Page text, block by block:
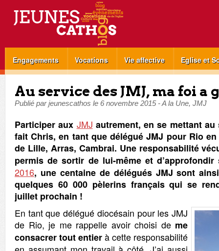
Engagements Vocations Vie affective Eglise et
Au service des JMJ, ma foi a
Publié parjeunescathos le 6 novembre 2015-A la Une, JMJ
Participer aux JMJ autrement, en se mettant au
fait Chris, en tant que délégué JMJ pour Rio
de Lille, Arras, Cambrai. Une responsabilité
permis de sortir de lui-même et
2016, une centaine de délégués JMJ sont
quelques 60 000 pèlerins français qui se
juillet prochain !
En tant que délégué diocésain pour les JMJ
de Rio, je me rappelle avoir choisi de me
consacrer tout entierà cette responsabilité